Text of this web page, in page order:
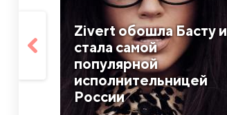
Zivert обошла Басту и
стала самой
популярной
исполнительницей
России